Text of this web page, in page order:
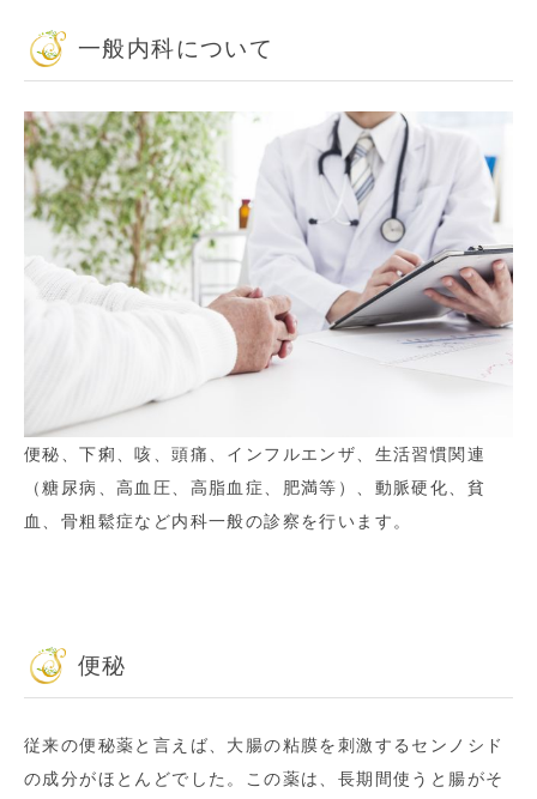
一般内科について
便秘、下痢、咳、頭痛、インフルエンザ、生活習慣関連
（糖尿病、高血圧、高脂血症、肥満等）、動脈硬化、貧
血、骨粗鬆症など内科一般の診察を行います。
便秘
従来の便秘薬と言えば、大腸の粘膜を刺激するセンノシド
の成分がほとんどでした。この薬は、長期間使うと腸がそ